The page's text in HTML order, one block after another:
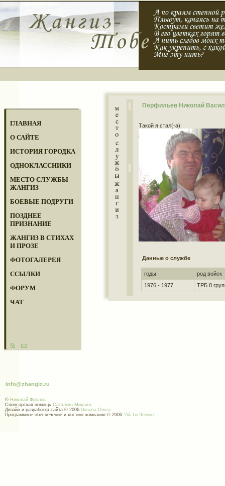
ГЛАВНАЯ
О САЙТЕ
ИСТОРИЯ ГОРОДКА
ОДНОКЛАССНИКИ
МЕСТО СЛУЖБЫ
ЖАНГИЗ
БОЕВЫЕ ПОДРУГИ
ПОЗДНЕЕ
ПРИЗНАНИЕ
ЖАНГИЗ В СТИХАХ
И ПРОЗЕ
ФОТОГАЛЕРЕЯ
ССЫЛКИ
ФОРУМ
ЧАТ
Перфильев Николай
Такой я стал(-а):
Данные о службе
годы
род войск
1976 - 1977
ТРБ 8
info@zhangiz.ru
© Николай Фролов
Спонсорская помощь Саталкин Михаил
Дизайн и разработка сайта © 2006 Попова Ольга
Программное обеспечение и хостинг компания © 2006 "Ай Ти Легион"